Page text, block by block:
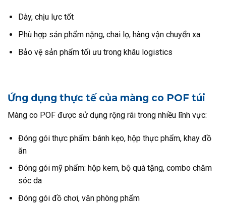
Dày, chịu lực tốt
Phù hợp sản phẩm nặng, chai lọ, hàng vận chuyển xa
Bảo vệ sản phẩm tối ưu trong khâu logistics
Ứng dụng thực tế của màng co POF túi
Màng co POF được sử dụng rộng rãi trong nhiều lĩnh vực:
Đóng gói thực phẩm: bánh kẹo, hộp thực phẩm, khay đồ
ăn
Đóng gói mỹ phẩm: hộp kem, bộ quà tặng, combo chăm
sóc da
Đóng gói đồ chơi, văn phòng phẩm